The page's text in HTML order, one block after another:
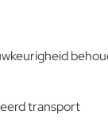
transport